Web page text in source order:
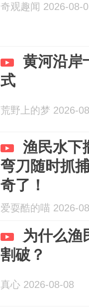
奇观趣闻 2026-08-
黄河沿岸
式
荒野上的梦 2026-
渔民水下
弯刀随时抓
奇了！
爱耍酷的喵 2026-
为什么渔
割破？
真心 2026-08-08